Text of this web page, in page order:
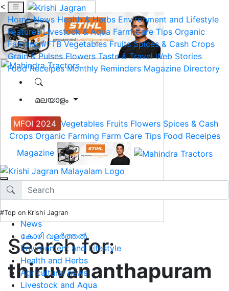
<
Home News Health & Herbs Environment and Lifestyle
Features Livestock & Aqua Farm Care Tips Organic
Farming #FTB Vegetables Fruits Spices & Cash Crops
Grain & Pulses Flowers Taste & Travel Web Stories
Food Receipes Monthly Reminders Magazine Directory
മലയാളം
MFOI 2024 Vegetables Fruits Flowers Spices & Cash
Crops Organic Farming Farm Care Tips Food Receipes
Magazine
#Top on Krishi Jagran
News
കോഴി വളർത്തൽ
Environment and Lifestyle
Health and Herbs
Agricultural news
Livestock and Aqua
Search for:
thiruvananthapuram